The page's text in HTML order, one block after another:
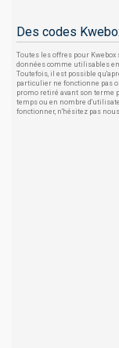
Des codes
Toutes les offres pour
données comme utilisables
Toutefois, il est possible
particulier ne fonctionne pas
promo retiré avant son terme
temps ou en nombre
fonctionner, n'hésitez pas